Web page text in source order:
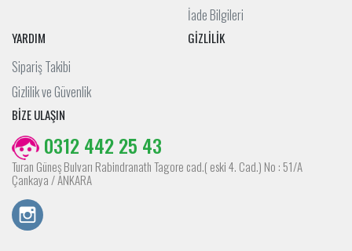
İade Bilgileri
YARDIM
Sipariş Takibi
Gizlilik ve Güvenlik
GİZLİLİK
BİZE ULAŞIN
0312 442 25 43
Turan Güneş Bulvarı Rabindranath Tagore cad.( eski 4. Cad.) No : 51/A
Çankaya / ANKARA